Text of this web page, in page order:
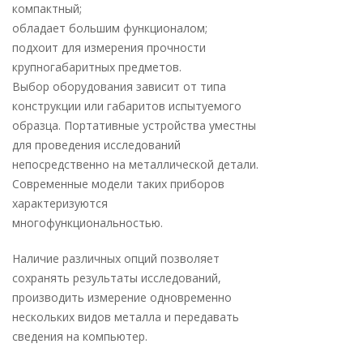
компактный;
обладает большим функционалом;
подхоит для измерения прочности
крупногабаритных предметов.
Выбор оборудования зависит от типа
конструкции или габаритов испытуемого
образца. Портативные устройства уместны
для проведения исследований
непосредственно на металлической детали.
Современные модели таких приборов
характеризуются
многофункциональностью.
Наличие различных опций позволяет
сохранять результаты исследований,
производить измерение одновременно
нескольких видов металла и передавать
сведения на компьютер.